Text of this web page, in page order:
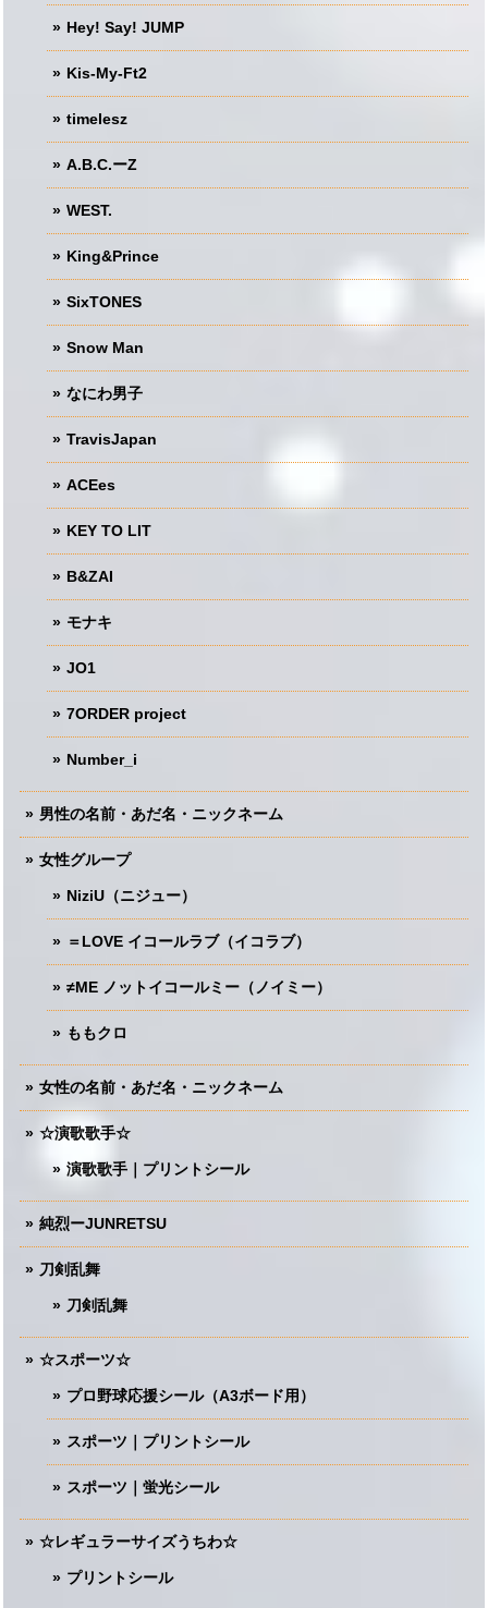
Hey! Say! JUMP
Kis-My-Ft2
timelesz
A.B.C.ーZ
WEST.
King&Prince
SixTONES
Snow Man
なにわ男子
TravisJapan
ACEes
KEY TO LIT
B&ZAI
モナキ
JO1
7ORDER project
Number_i
男性の名前・あだ名・ニックネーム
女性グループ
NiziU（ニジュー）
＝LOVE イコールラブ（イコラブ）
≠ME ノットイコールミー（ノイミー）
ももクロ
女性の名前・あだ名・ニックネーム
☆演歌歌手☆
演歌歌手｜プリントシール
純烈ーJUNRETSU
刀剣乱舞
刀剣乱舞
☆スポーツ☆
プロ野球応援シール（A3ボード用）
スポーツ｜プリントシール
スポーツ｜蛍光シール
☆レギュラーサイズうちわ☆
プリントシール